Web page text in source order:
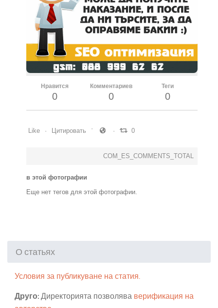
Нравится
0
Комментариев
0
Теги
0
Like Цитировать 0
COM_ES_COMMENTS_TOTAL
в этой фотографии
Еще нет тегов для этой фотографии.
О статьях
Условия за публикуване на статия.
Друго: Директорията позволява верификация на